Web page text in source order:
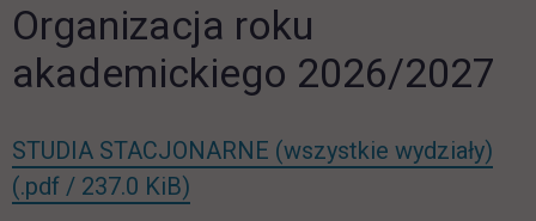
Organizacja roku
akademickiego 2026/2027
STUDIA STACJONARNE (wszystkie wydziały)
(.pdf / 237.0 KiB)